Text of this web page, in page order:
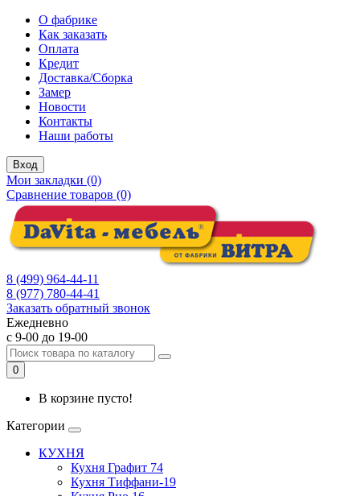
О фабрике
Как заказать
Оплата
Кредит
Доставка/Сборка
Замер
Новости
Контакты
Наши работы
Вход
Мои закладки (0)
Сравнение товаров (0)
8 (499) 964-44-11
8 (977) 780-44-41
Заказать обратный звонок
Ежедневно
с 9-00 до 19-00
0
В корзине пусто!
Категории
КУХНЯ
Кухня Графит 74
Кухня Тиффани-19